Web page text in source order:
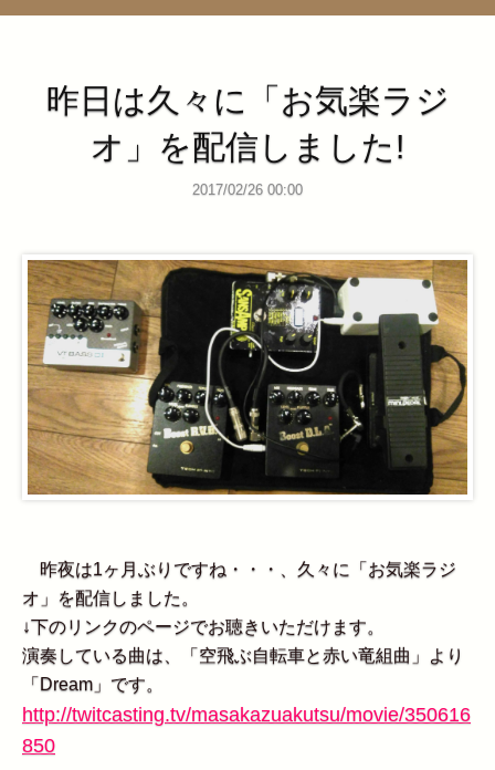
昨日は久々に「お気楽ラジ
オ」を配信しました!
2017/02/26 00:00
昨夜は1ヶ月ぶりですね・・・、久々に「お気楽ラジ
オ」を配信しました。
↓下のリンクのページでお聴きいただけます。
演奏している曲は、「空飛ぶ自転車と赤い竜組曲」より
「Dream」です。
http://twitcasting.tv/masakazuakutsu/movie/350616
850